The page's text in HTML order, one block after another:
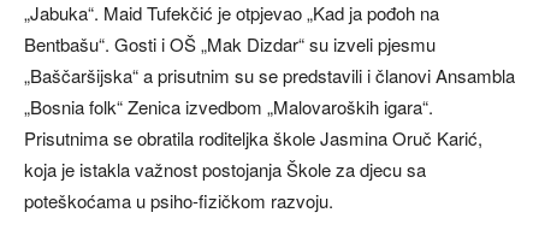
„Jabuka“. Maid Tufekčić je otpjevao „Kad ja pođoh na
Bentbašu“. Gosti i OŠ „Mak Dizdar“ su izveli pjesmu
„Baščaršijska“ a prisutnim su se predstavili i članovi Ansambla
„Bosnia folk“ Zenica izvedbom „Malovaroških igara“.
Prisutnima se obratila roditeljka škole Jasmina Oruč Karić,
koja je istakla važnost postojanja Škole za djecu sa
poteškoćama u psiho-fizičkom razvoju.